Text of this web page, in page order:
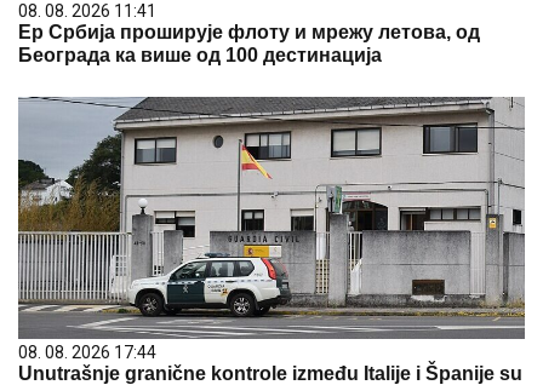
08. 08. 2026 11:41
Ер Србија проширује флоту и мрежу летова, од
Београда ка више од 100 дестинација
08. 08. 2026 17:44
Unutrašnje granične kontrole između Italije i Španije su